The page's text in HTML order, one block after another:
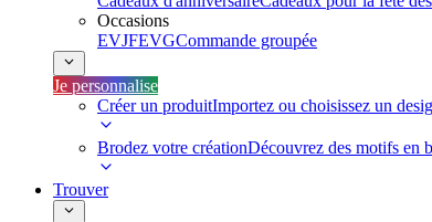
Occasions
EVJFEVGCommande groupée
Je personnalise
Créer un produitImportez ou choisissez un
Brodez votre créationDécouvrez des motifs en
Trouver